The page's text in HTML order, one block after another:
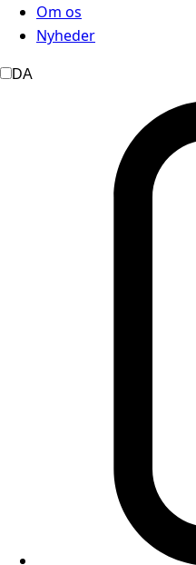
Om os
Nyheder
DA